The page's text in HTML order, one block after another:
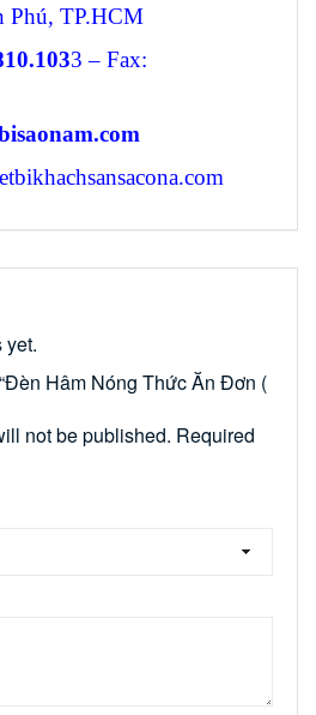
Phú, TP.HCM
3 – Fax:
yet.
Hâm Nóng Thức Ăn Đơn (
not be published. Required